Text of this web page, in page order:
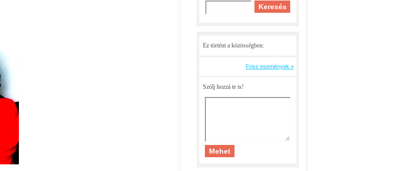
Ez történt a közösségben:
Friss események »
Szólj hozzá te is!